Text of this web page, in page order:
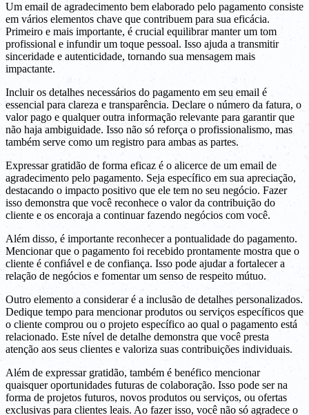
Um email de agradecimento bem elaborado pelo pagamento consiste
em vários elementos chave que contribuem para sua eficácia.
Primeiro e mais importante, é crucial equilibrar manter um tom
profissional e infundir um toque pessoal. Isso ajuda a transmitir
sinceridade e autenticidade, tornando sua mensagem mais
impactante.
Incluir os detalhes necessários do pagamento em seu email é
essencial para clareza e transparência. Declare o número da fatura, o
valor pago e qualquer outra informação relevante para garantir que
não haja ambiguidade. Isso não só reforça o profissionalismo, mas
também serve como um registro para ambas as partes.
Expressar gratidão de forma eficaz é o alicerce de um email de
agradecimento pelo pagamento. Seja específico em sua apreciação,
destacando o impacto positivo que ele tem no seu negócio. Fazer
isso demonstra que você reconhece o valor da contribuição do
cliente e os encoraja a continuar fazendo negócios com você.
Além disso, é importante reconhecer a pontualidade do pagamento.
Mencionar que o pagamento foi recebido prontamente mostra que o
cliente é confiável e de confiança. Isso pode ajudar a fortalecer a
relação de negócios e fomentar um senso de respeito mútuo.
Outro elemento a considerar é a inclusão de detalhes personalizados.
Dedique tempo para mencionar produtos ou serviços específicos que
o cliente comprou ou o projeto específico ao qual o pagamento está
relacionado. Este nível de detalhe demonstra que você presta
atenção aos seus clientes e valoriza suas contribuições individuais.
Além de expressar gratidão, também é benéfico mencionar
quaisquer oportunidades futuras de colaboração. Isso pode ser na
forma de projetos futuros, novos produtos ou serviços, ou ofertas
exclusivas para clientes leais. Ao fazer isso, você não só agradece o